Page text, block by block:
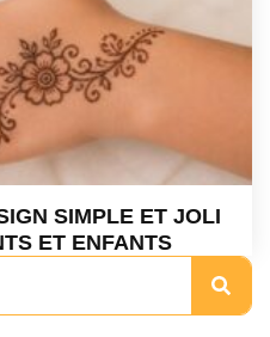
SIMPLE ET JOLI
ET ENFANTS